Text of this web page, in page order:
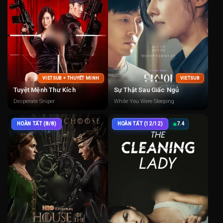
VIETSUB + THUYẾT MINH
Tuyệt Mệnh Thư Kích
Desperate Sniper
VIETSUB
Sự Thật Sau Giấc Ngủ
While You Were Sleeping
HOÀN TẤT (8/8) HOÀN TẤT (12/12) 7.4